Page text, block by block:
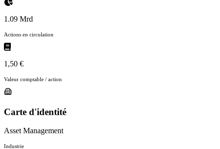
1.09 Mrd
Actions en circulation
1,50 €
Valeur comptable / action
Carte d'identité
Asset Management
Industrie